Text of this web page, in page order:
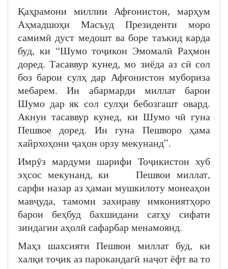
Қаҳрамони миллии Афғонистон, марҳум
Аҳмадшоҳи Масъуд Президенти моро
самимӣ дуст медошт ва боре таъкид карда
буд, ки “Шумо тоҷикон Эмомалӣ Раҳмон
доред. Тасаввур кунед, мо зиёда аз сӣ сол
боз барои сулҳ дар Афғонистон мубориза
мебарем. Ин абармарди миллат барои
Шумо дар як сол сулҳи бебозгашт овард.
Акнун тасаввур кунед, ки Шумо чӣ гуна
Пешвое доред. Ин гуна Пешворо ҳама
хайрхоҳони ҷаҳон орзу мекунанд”.
Имрӯз мардуми шарифи Тоҷикистон хуб
эҳсос мекунанд, ки Пешвои миллат,
сарфи назар аз ҳамаи мушкилоту монеаҳои
мавҷуда, тамоми захираву имкониятҳоро
барои беҳбуд бахшидани сатҳу сифати
зиндагии аҳолӣ сафарбар менамоянд.
Маҳз шахсияти Пешвои миллат буд, ки
халқи тоҷик аз парокандагӣ наҷот ёфт ва то